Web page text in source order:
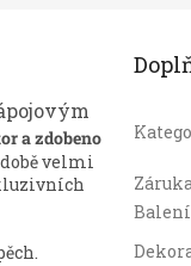
a zdobeno
velmi
Balení